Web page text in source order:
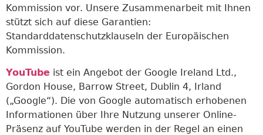
Kommission vor. Unsere Zusammenarbeit mit Ihnen
stützt sich auf diese Garantien:
Standarddatenschutzklauseln der Europäischen
Kommission.
YouTube ist ein Angebot der Google Ireland Ltd.,
Gordon House, Barrow Street, Dublin 4, Irland
(„Google“). Die von Google automatisch erhobenen
Informationen über Ihre Nutzung unserer Online-
Präsenz auf YouTube werden in der Regel an einen